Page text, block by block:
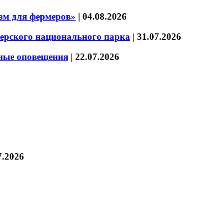
для фермеров» | 04.08.2026
национального парка | 31.07.2026
оповещения | 22.07.2026